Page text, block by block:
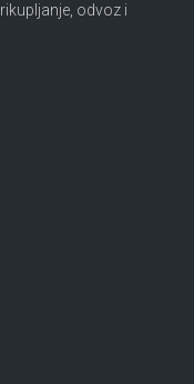
odvoz i